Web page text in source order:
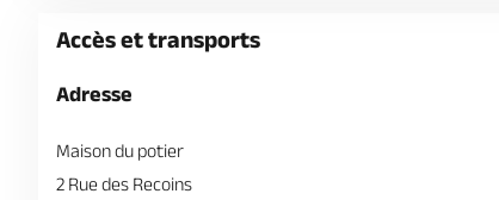
Accès et transports
Adresse
Maison du potier
2 Rue des Recoins